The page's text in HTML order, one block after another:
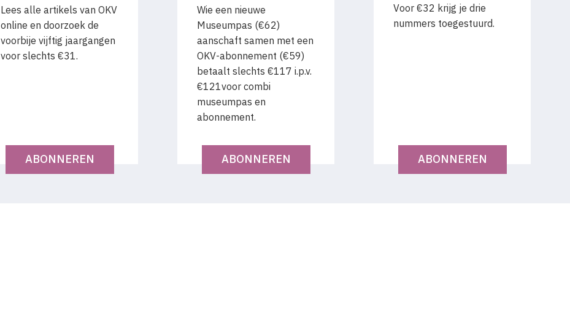
Lees alle artikels van OKV
online en doorzoek de
voorbije vijftig jaargangen
voor slechts €31.
ABONNEREN
Wie een nieuwe
Museumpas (€62)
aanschaft samen met een
OKV-abonnement (€59)
betaalt slechts €117 i.p.v.
€121voor combi
museumpas en
abonnement.
ABONNEREN
Voor €32 krijg je drie
nummers toegestuurd.
ABONNEREN